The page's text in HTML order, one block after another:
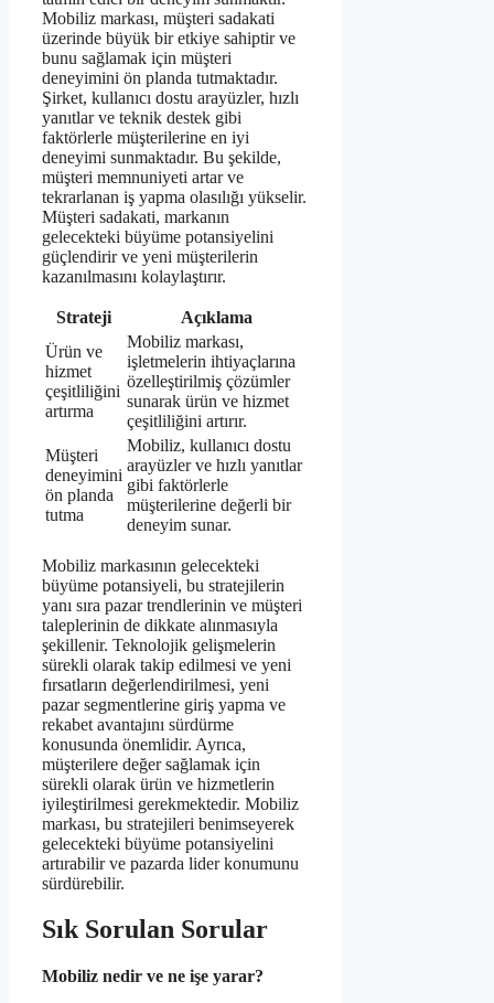
Mobiliz markası, müşteri sadakati
üzerinde büyük bir etkiye sahiptir ve
bunu sağlamak için müşteri
deneyimini ön planda tutmaktadır.
Şirket, kullanıcı dostu arayüzler, hızlı
yanıtlar ve teknik destek gibi
faktörlerle müşterilerine en iyi
deneyimi sunmaktadır. Bu şekilde,
müşteri memnuniyeti artar ve
tekrarlanan iş yapma olasılığı yükselir.
Müşteri sadakati, markanın
gelecekteki büyüme potansiyelini
güçlendirir ve yeni müşterilerin
kazanılmasını kolaylaştırır.
Strateji
Açıklama
Ürün ve
hizmet
çeşitliliğini
artırma
Mobiliz markası,
işletmelerin ihtiyaçlarına
özelleştirilmiş çözümler
sunarak ürün ve hizmet
çeşitliliğini artırır.
Müşteri
deneyimini
ön planda
tutma
Mobiliz, kullanıcı dostu
arayüzler ve hızlı yanıtlar
gibi faktörlerle
müşterilerine değerli bir
deneyim sunar.
Mobiliz markasının gelecekteki
büyüme potansiyeli, bu stratejilerin
yanı sıra pazar trendlerinin ve müşteri
taleplerinin de dikkate alınmasıyla
şekillenir. Teknolojik gelişmelerin
sürekli olarak takip edilmesi ve yeni
fırsatların değerlendirilmesi, yeni
pazar segmentlerine giriş yapma ve
rekabet avantajını sürdürme
konusunda önemlidir. Ayrıca,
müşterilere değer sağlamak için
sürekli olarak ürün ve hizmetlerin
iyileştirilmesi gerekmektedir. Mobiliz
markası, bu stratejileri benimseyerek
gelecekteki büyüme potansiyelini
artırabilir ve pazarda lider konumunu
sürdürebilir.
Sık Sorulan Sorular
Mobiliz nedir ve ne işe yarar?